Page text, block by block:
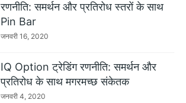
रणनीति: समर्थन और प्रतिरोध स्तरों के साथ
Pin Bar
जनवरी 16, 2020
IQ Option ट्रेडिंग रणनीति: समर्थन और
प्रतिरोध के साथ मगरमच्छ संकेतक
जनवरी 4, 2020